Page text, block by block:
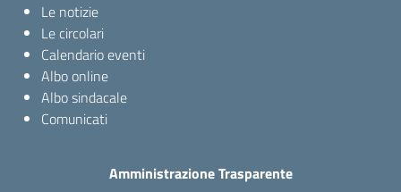
Le notizie
Le circolari
Calendario eventi
Albo online
Albo sindacale
Comunicati
Amministrazione Trasparente